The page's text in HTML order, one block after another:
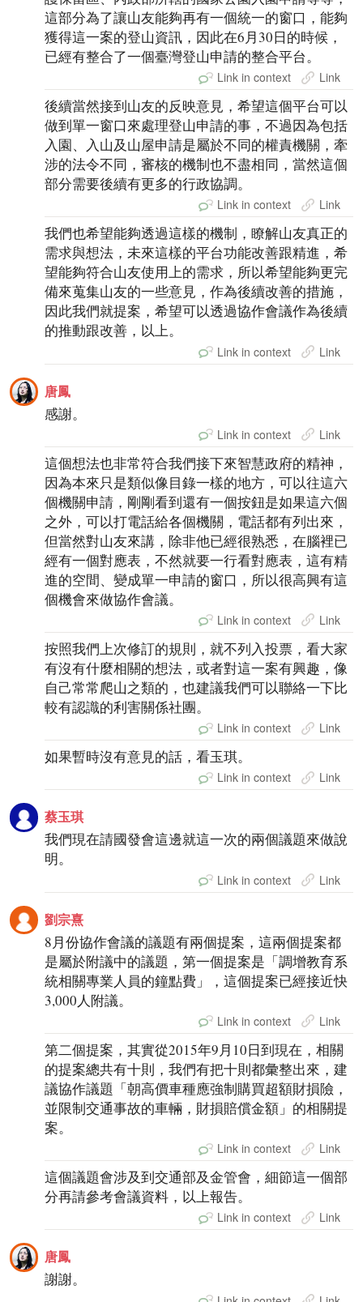
這部分為了讓山友能夠再有一個統一的窗口，能夠
獲得這一案的登山資訊，因此在6月30日的時候，
已經有整合了一個臺灣登山申請的整合平台。
Link in context Link
後續當然接到山友的反映意見，希望這個平台可以
做到單一窗口來處理登山申請的事，不過因為包括
入園、入山及山屋申請是屬於不同的權責機關，牽
涉的法令不同，審核的機制也不盡相同，當然這個
部分需要後續有更多的行政協調。
Link in context Link
我們也希望能夠透過這樣的機制，瞭解山友真正的
需求與想法，未來這樣的平台功能改善跟精進，希
望能夠符合山友使用上的需求，所以希望能夠更完
備來蒐集山友的一些意見，作為後續改善的措施，
因此我們就提案，希望可以透過協作會議作為後續
的推動跟改善，以上。
Link in context Link
唐鳳
感謝。
Link in context Link
這個想法也非常符合我們接下來智慧政府的精神，
因為本來只是類似像目錄一樣的地方，可以往這六
個機關申請，剛剛看到還有一個按鈕是如果這六個
之外，可以打電話給各個機關，電話都有列出來，
但當然對山友來講，除非他已經很熟悉，在腦裡已
經有一個對應表，不然就要一行看對應表，這有精
進的空間、變成單一申請的窗口，所以很高興有這
個機會來做協作會議。
Link in context Link
按照我們上次修訂的規則，就不列入投票，看大家
有沒有什麼相關的想法，或者對這一案有興趣，像
自己常常爬山之類的，也建議我們可以聯絡一下比
較有認識的利害關係社團。
Link in context Link
如果暫時沒有意見的話，看玉琪。
Link in context Link
蔡玉琪
我們現在請國發會這邊就這一次的兩個議題來做說
明。
Link in context Link
劉宗熹
8月份協作會議的議題有兩個提案，這兩個提案都
是屬於附議中的議題，第一個提案是「調增教育系
統相關專業人員的鐘點費」，這個提案已經接近快
3,000人附議。
Link in context Link
第二個提案，其實從2015年9月10日到現在，相關
的提案總共有十則，我們有把十則都彙整出來，建
議協作議題「朝高價車種應強制購買超額財損險，
並限制交通事故的車輛，財損賠償金額」的相關提
案。
Link in context Link
這個議題會涉及到交通部及金管會，細節這一個部
分再請參考會議資料，以上報告。
Link in context Link
唐鳳
謝謝。